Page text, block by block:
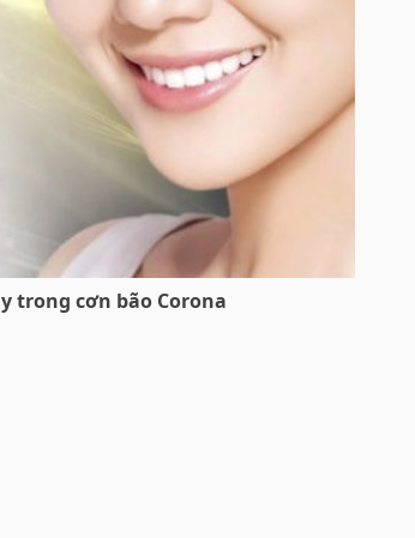
trong cơn bão Corona